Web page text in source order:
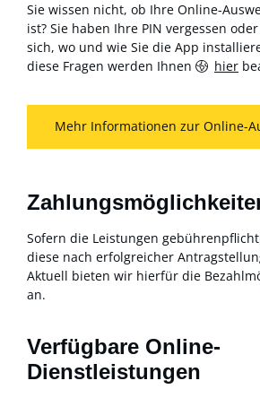
Sie wissen nicht, ob Ihre Online-
ist? Sie haben Ihre PIN vergessen
sich, wo und wie Sie die App
diese Fragen werden Ihnen
hier
Mehr Informationen zur Online-
Sofern die Leistungen
diese nach erfolgreicher
Aktuell bieten wir hierfür die
an.
Verfügbare Online-
Dienstleistungen